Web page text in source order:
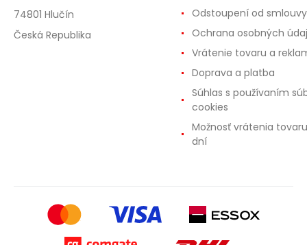
74801 Hlučín
Česká Republika
Odstoupení od smlouvy
Ochrana osobných
Vrátenie tovaru a
Doprava a platba
Súhlas s používaním
cookies
Možnosť vrátenia
dní